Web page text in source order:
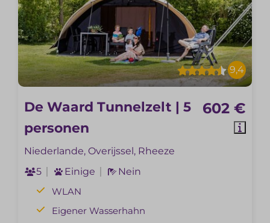
9,4
602 €
De Waard Tunnelzelt | 5
personen
Niederlande, Overijssel, Rheeze
5
Einige
Nein
WLAN
Eigener Wasserhahn